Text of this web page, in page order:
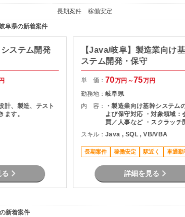
長期案件 稼働安定
阜県の新着案件
ステム開発
計、製造、テスト
ます。
る
【Java/岐阜】製造業向け
ステム開発・保守
単 価： 70万円～75万円
勤務地：岐阜県
内 容：
・製造業向け基幹システム
よび保守対応 ・対象領域：
買／人事など ・スクラッチ
ッケージアドオン対応・ ・
～開発、検証工程まで一貫
・ユーザーからの問い合わせ
スキル：Java , SQL , VB/VBA
長期案件 稼働安定 駅近く 車通勤
詳細を見る
新着案件